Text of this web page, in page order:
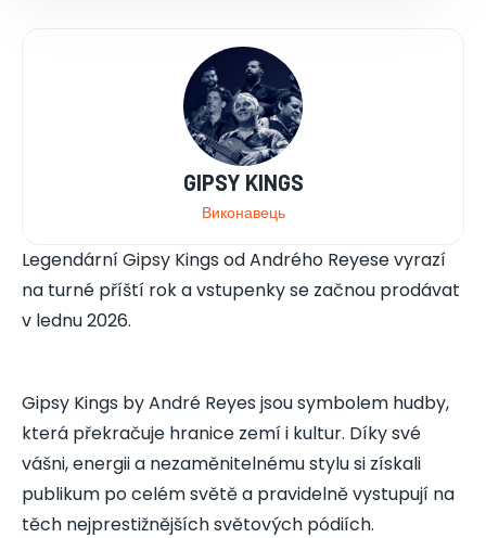
GIPSY KINGS
Виконавець
Legendární Gipsy Kings od Andrého Reyese vyrazí
na turné příští rok a vstupenky se začnou prodávat
v lednu 2026.
Gipsy Kings by André Reyes jsou symbolem hudby,
která překračuje hranice zemí i kultur. Díky své
vášni, energii a nezaměnitelnému stylu si získali
publikum po celém světě a pravidelně vystupují na
těch nejprestižnějších světových pódiích.